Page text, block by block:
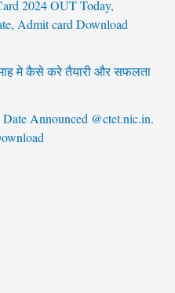
2024 OUT Today,
Admit card Download
मे कैसे करे तैयारी और सफलता
Announced @ctet.nic.in.